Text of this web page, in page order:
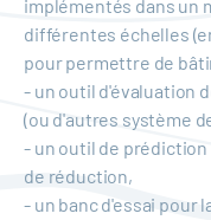
implémentés dans un
différentes échelles
pour permettre de
- un outil d'évaluation
(ou d'autres système
- un outil de
de réduction,
- un banc d'essai